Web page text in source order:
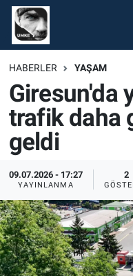
HABERLER YAŞAM
Giresun'da
trafik daha
geldi
09.07.2026 - 17:27
YAYINLANMA
2
Gündem
Ekonomi
Spor
Tüm Haberler
İletişim
Künye
Nöbetçi
Hava Durumu
Namaz Vakitleri
Süper Lig Puan
Tüm Manşetler
Son Dakika